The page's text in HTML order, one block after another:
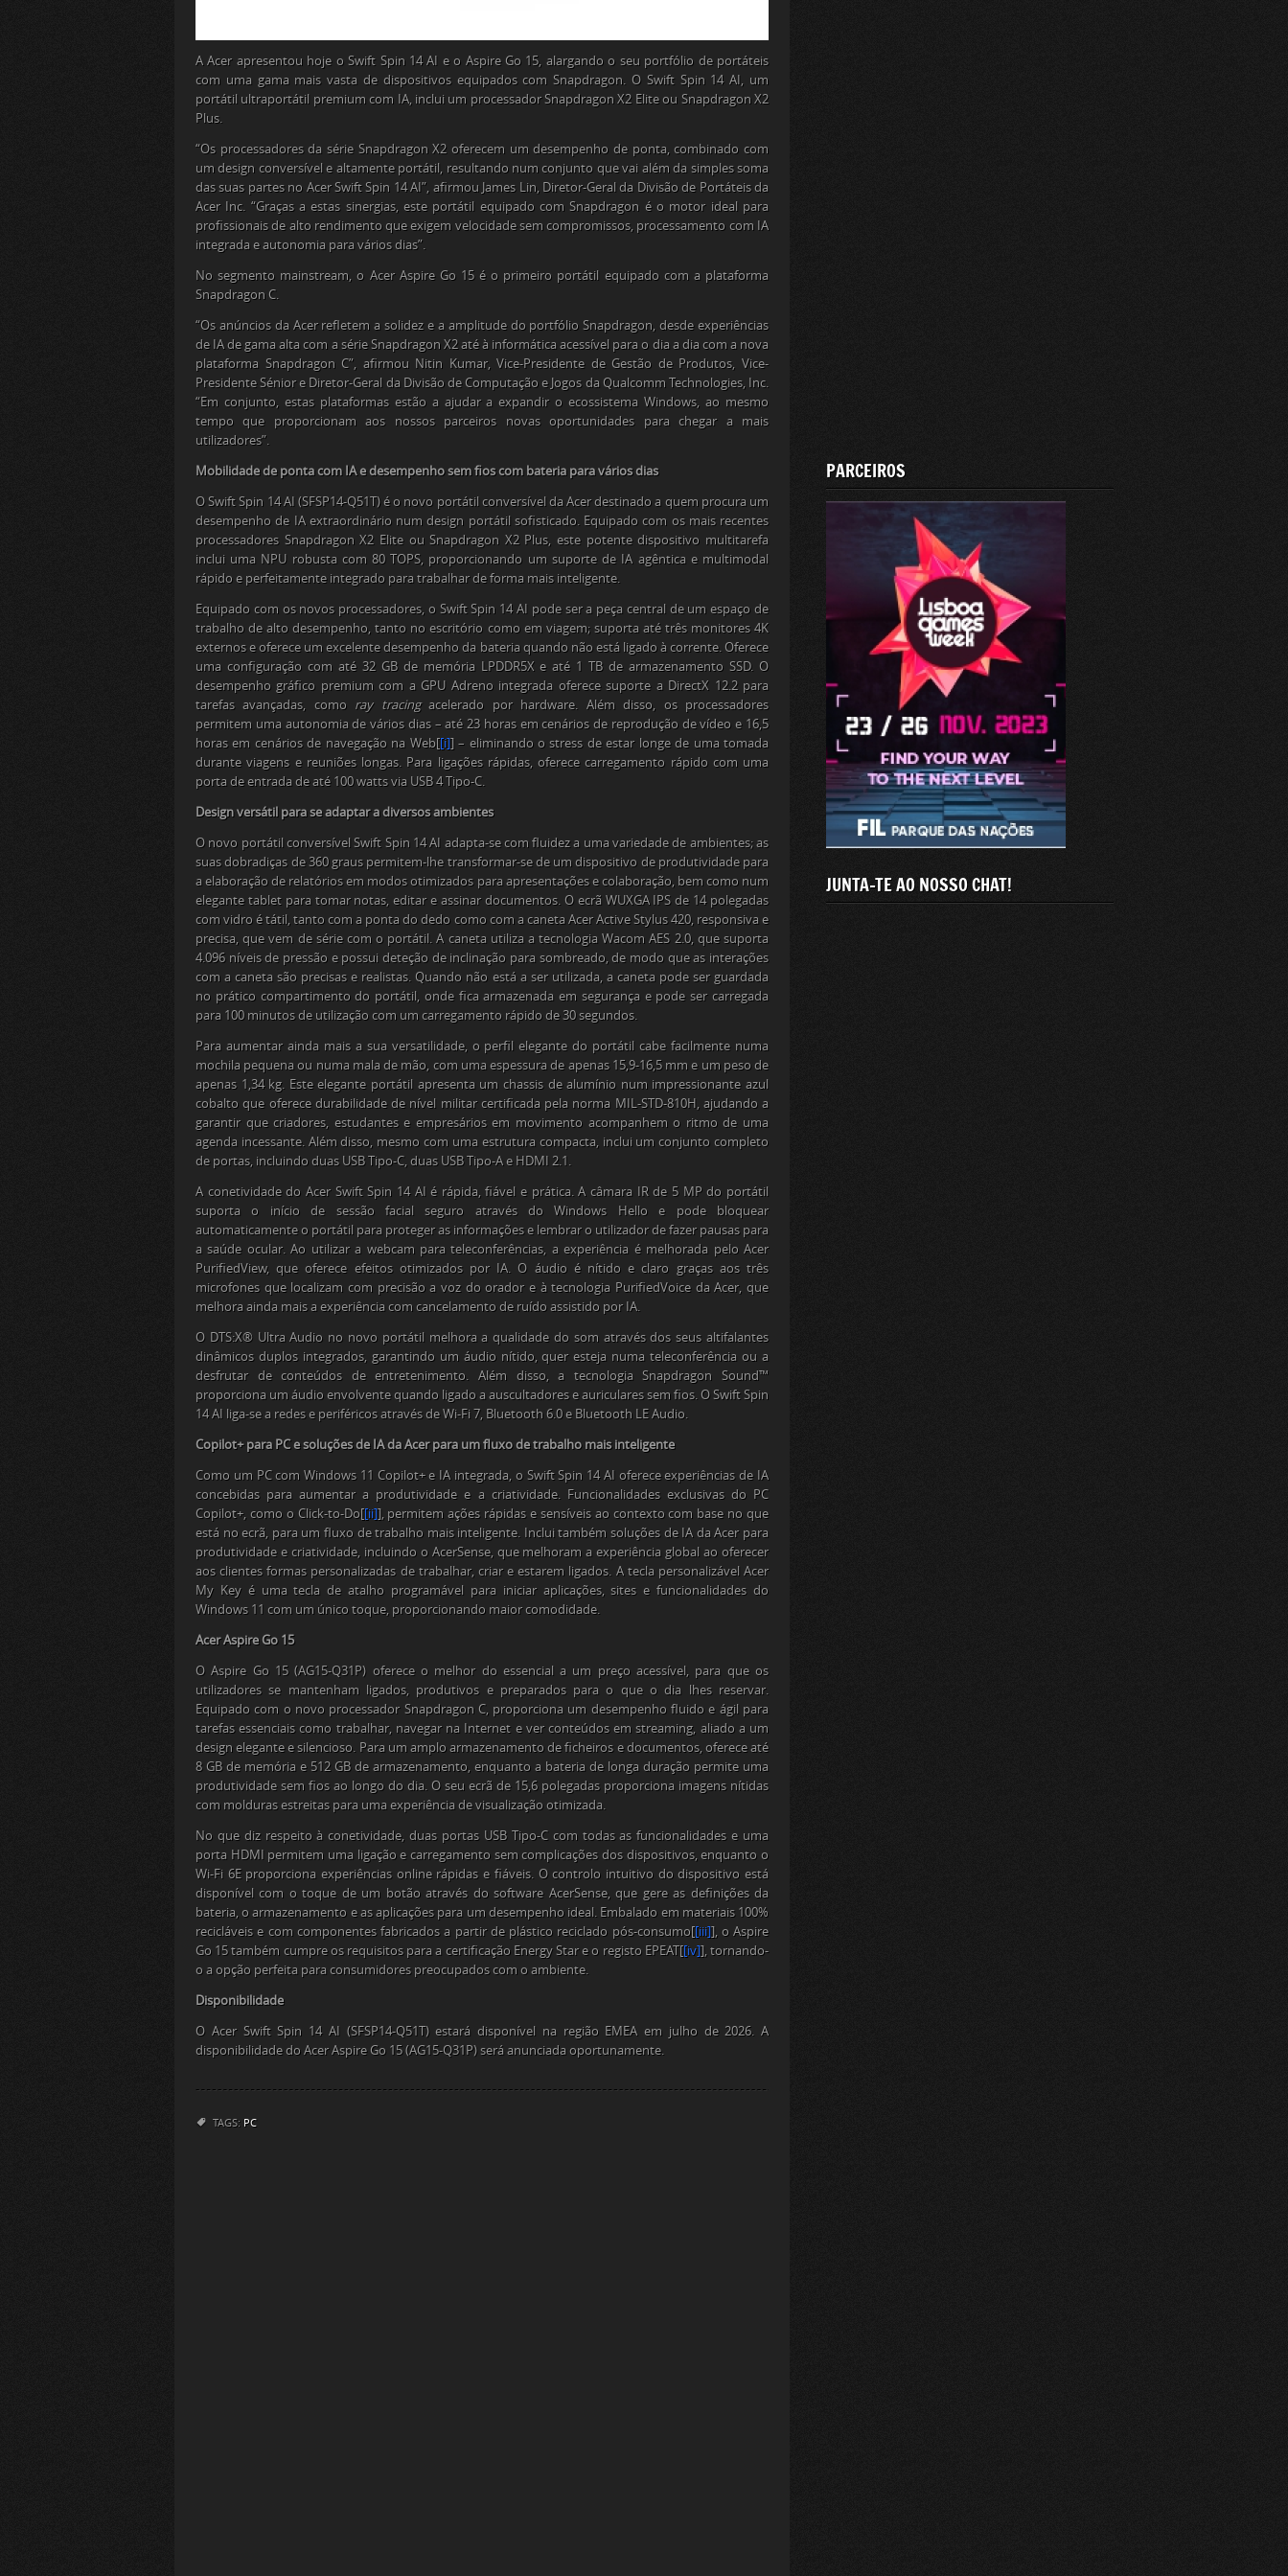
A Acer apresentou hoje o Swift Spin 14 AI e o Aspire Go 15, alargando o seu portfólio de portáteis
com uma gama mais vasta de dispositivos equipados com Snapdragon. O Swift Spin 14 AI, um
portátil ultraportátil premium com IA, inclui um processador Snapdragon X2 Elite ou Snapdragon X2
Plus.
“Os processadores da série Snapdragon X2 oferecem um desempenho de ponta, combinado com
um design conversível e altamente portátil, resultando num conjunto que vai além da simples soma
das suas partes no Acer Swift Spin 14 AI”, afirmou James Lin, Diretor-Geral da Divisão de Portáteis da
Acer Inc. “Graças a estas sinergias, este portátil equipado com Snapdragon é o motor ideal para
profissionais de alto rendimento que exigem velocidade sem compromissos, processamento com IA
integrada e autonomia para vários dias”.
No segmento mainstream, o Acer Aspire Go 15 é o primeiro portátil equipado com a plataforma
Snapdragon C.
“Os anúncios da Acer refletem a solidez e a amplitude do portfólio Snapdragon, desde experiências
de IA de gama alta com a série Snapdragon X2 até à informática acessível para o dia a dia com a nova
plataforma Snapdragon C”, afirmou Nitin Kumar, Vice-Presidente de Gestão de Produtos, Vice-
Presidente Sénior e Diretor-Geral da Divisão de Computação e Jogos da Qualcomm Technologies, Inc.
“Em conjunto, estas plataformas estão a ajudar a expandir o ecossistema Windows, ao mesmo
tempo que proporcionam aos nossos parceiros novas oportunidades para chegar a mais
utilizadores”.
Mobilidade de ponta com IA e desempenho sem fios com bateria para vários dias
O Swift Spin 14 AI (SFSP14-Q51T) é o novo portátil conversível da Acer destinado a quem procura um
desempenho de IA extraordinário num design portátil sofisticado. Equipado com os mais recentes
processadores Snapdragon X2 Elite ou Snapdragon X2 Plus, este potente dispositivo multitarefa
inclui uma NPU robusta com 80 TOPS, proporcionando um suporte de IA agêntica e multimodal
rápido e perfeitamente integrado para trabalhar de forma mais inteligente.
Equipado com os novos processadores, o Swift Spin 14 AI pode ser a peça central de um espaço de
trabalho de alto desempenho, tanto no escritório como em viagem; suporta até três monitores 4K
externos e oferece um excelente desempenho da bateria quando não está ligado à corrente. Oferece
uma configuração com até 32 GB de memória LPDDR5X e até 1 TB de armazenamento SSD. O
desempenho gráfico premium com a GPU Adreno integrada oferece suporte a DirectX 12.2 para
tarefas avançadas, como ray tracingacelerado por hardware. Além disso, os processadores
permitem uma autonomia de vários dias – até 23 horas em cenários de reprodução de vídeo e 16,5
horas em cenários de navegação na Web[[i]]– eliminando o stress de estar longe de uma tomada
durante viagens e reuniões longas. Para ligações rápidas, oferece carregamento rápido com uma
porta de entrada de até 100 watts via USB 4 Tipo-C.
Design versátil para se adaptar a diversos ambientes
O novo portátil conversível Swift Spin 14 AI adapta-se com fluidez a uma variedade de ambientes; as
suas dobradiças de 360 graus permitem-lhe transformar-se de um dispositivo de produtividade para
a elaboração de relatórios em modos otimizados para apresentações e colaboração, bem como num
elegante tablet para tomar notas, editar e assinar documentos. O ecrã WUXGA IPS de 14 polegadas
com vidro é tátil, tanto com a ponta do dedo como com a caneta Acer Active Stylus 420, responsiva e
precisa, que vem de série com o portátil. A caneta utiliza a tecnologia Wacom AES 2.0, que suporta
4.096 níveis de pressão e possui deteção de inclinação para sombreado, de modo que as interações
com a caneta são precisas e realistas. Quando não está a ser utilizada, a caneta pode ser guardada
no prático compartimento do portátil, onde fica armazenada em segurança e pode ser carregada
para 100 minutos de utilização com um carregamento rápido de 30 segundos.
Para aumentar ainda mais a sua versatilidade, o perfil elegante do portátil cabe facilmente numa
mochila pequena ou numa mala de mão, com uma espessura de apenas 15,9-16,5 mm e um peso de
apenas 1,34 kg. Este elegante portátil apresenta um chassis de alumínio num impressionante azul
cobalto que oferece durabilidade de nível militar certificada pela norma MIL-STD-810H, ajudando a
garantir que criadores, estudantes e empresários em movimento acompanhem o ritmo de uma
agenda incessante. Além disso, mesmo com uma estrutura compacta, inclui um conjunto completo
de portas, incluindo duas USB Tipo-C, duas USB Tipo-A e HDMI 2.1.
A conetividade do Acer Swift Spin 14 AI é rápida, fiável e prática. A câmara IR de 5 MP do portátil
suporta o início de sessão facial seguro através do Windows Hello e pode bloquear
automaticamente o portátil para proteger as informações e lembrar o utilizador de fazer pausas para
a saúde ocular. Ao utilizar a webcam para teleconferências, a experiência é melhorada pelo Acer
PurifiedView, que oferece efeitos otimizados por IA. O áudio é nítido e claro graças aos três
microfones que localizam com precisão a voz do orador e à tecnologia PurifiedVoice da Acer, que
melhora ainda mais a experiência com cancelamento de ruído assistido por IA.
O DTS:X® Ultra Audio no novo portátil melhora a qualidade do som através dos seus altifalantes
dinâmicos duplos integrados, garantindo um áudio nítido, quer esteja numa teleconferência ou a
desfrutar de conteúdos de entretenimento. Além disso, a tecnologia Snapdragon Sound™
proporciona um áudio envolvente quando ligado a auscultadores e auriculares sem fios. O Swift Spin
14 AI liga-se a redes e periféricos através de Wi-Fi 7, Bluetooth 6.0 e Bluetooth LE Audio.
Copilot+ para PC e soluções de IA da Acer para um fluxo de trabalho mais inteligente
Como um PC com Windows 11 Copilot+ e IA integrada, o Swift Spin 14 AI oferece experiências de IA
concebidas para aumentar a produtividade e a criatividade. Funcionalidades exclusivas do PC
Copilot+, como o Click-to-Do[[ii]], permitem ações rápidas e sensíveis ao contexto com base no que
está no ecrã, para um fluxo de trabalho mais inteligente. Inclui também soluções de IA da Acer para
produtividade e criatividade, incluindo o AcerSense, que melhoram a experiência global ao oferecer
aos clientes formas personalizadas de trabalhar, criar e estarem ligados. A tecla personalizável Acer
My Key é uma tecla de atalho programável para iniciar aplicações, sites e funcionalidades do
Windows 11 com um único toque, proporcionando maior comodidade.
Acer Aspire Go 15
O Aspire Go 15 (AG15-Q31P) oferece o melhor do essencial a um preço acessível, para que os
utilizadores se mantenham ligados, produtivos e preparados para o que o dia lhes reservar.
Equipado com o novo processador Snapdragon C, proporciona um desempenho fluido e ágil para
tarefas essenciais como trabalhar, navegar na Internet e ver conteúdos em streaming, aliado a um
design elegante e silencioso. Para um amplo armazenamento de ficheiros e documentos, oferece até
8 GB de memória e 512 GB de armazenamento, enquanto a bateria de longa duração permite uma
produtividade sem fios ao longo do dia. O seu ecrã de 15,6 polegadas proporciona imagens nítidas
com molduras estreitas para uma experiência de visualização otimizada.
No que diz respeito à conetividade, duas portas USB Tipo-C com todas as funcionalidades e uma
porta HDMI permitem uma ligação e carregamento sem complicações dos dispositivos, enquanto o
Wi-Fi 6E proporciona experiências online rápidas e fiáveis. O controlo intuitivo do dispositivo está
disponível com o toque de um botão através do software AcerSense, que gere as definições da
bateria, o armazenamento e as aplicações para um desempenho ideal. Embalado em materiais 100%
recicláveis e com componentes fabricados a partir de plástico reciclado pós-consumo[[iii]], o Aspire
Go 15 também cumpre os requisitos para a certificação Energy Star e o registo EPEAT[[iv]], tornando-
o a opção perfeita para consumidores preocupados com o ambiente.
Disponibilidade
O Acer Swift Spin 14 AI (SFSP14-Q51T) estará disponível na região EMEA em julho de 2026. A
disponibilidade do Acer Aspire Go 15 (AG15-Q31P) será anunciada oportunamente.
TAGS: PC
PARCEIROS
JUNTA-TE AO NOSSO CHAT!